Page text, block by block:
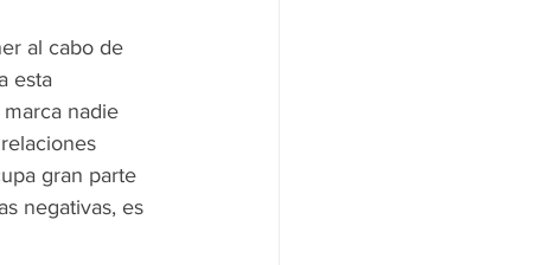
al cabo de
esta
nadie
gran parte
negativas, es